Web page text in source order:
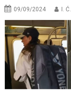
09/09/2024 I. Ć.